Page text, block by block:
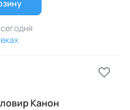
Канон